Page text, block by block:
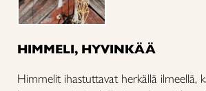
HIMMELI, HYVINKÄÄ
Himmelit ihastuttavat herkällä ilmeellä,